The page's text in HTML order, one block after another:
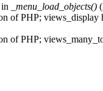
_menu_load_objects()
of PHP; views_display
of PHP;